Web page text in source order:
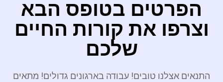
הפרטים בטופס הבא
וצרפו את קורות החיים
שלכם
התנאים אצלנו טובים! עבודה בארגונים גדולים! מתאים